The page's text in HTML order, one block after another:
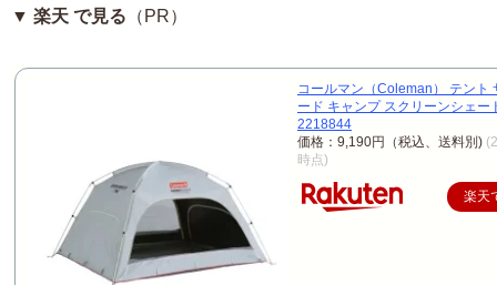
▼ 楽天 で見る （PR）
コールマン（Coleman） テント
ード キャンプ スクリーンシェー
2218844
価格：9,190円（税込、送料別)
時点)
楽天